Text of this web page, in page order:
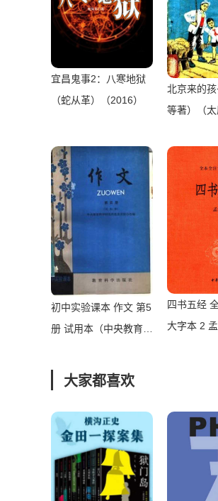
宜昌鬼事2：八寒地狱
（蛇从革）（2016）
北京来的
等著）（太
初中实验课本 作文 第5
册 试用本（中央教育科
编）（北京：教育科学
出版社 1982）
四书五经
大字本 2
大家都喜欢